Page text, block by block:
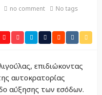
no comment No tags
επιδιώκοντας
αυτοκρατορίας
αύξησης των εσόδων.